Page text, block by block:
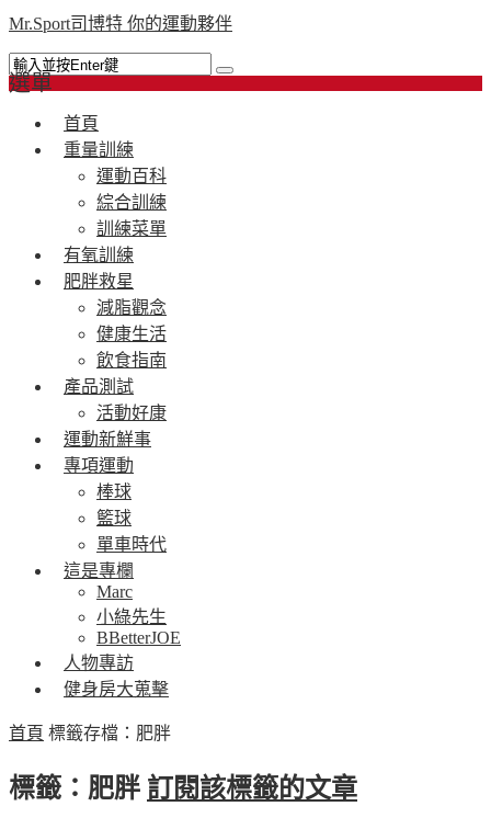
Mr.Sport司博特 你的運動夥伴
選單
首頁
重量訓練
運動百科
綜合訓練
訓練菜單
有氧訓練
肥胖救星
減脂觀念
健康生活
飲食指南
產品測試
活動好康
運動新鮮事
專項運動
棒球
籃球
單車時代
這是專欄
Marc
小綠先生
BBetterJOE
人物專訪
健身房大蒐擊
首頁 標籤存檔：肥胖
標籤：肥胖 訂閱該標籤的文章